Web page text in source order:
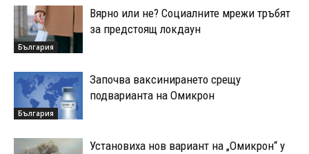
България
Вярно или не? Социалните мрежи тръбят
за предстоящ локдаун
България
Започва ваксинирането срещу
подварианта на Омикрон
Установиха нов вариант на „Омикрон“ у